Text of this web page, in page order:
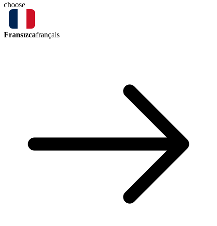
choose
Fransızcafrançais